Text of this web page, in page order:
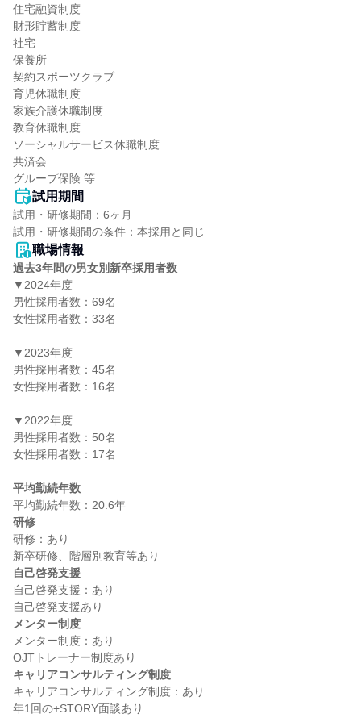
住宅融資制度
財形貯蓄制度
社宅
保養所
契約スポーツクラブ
育児休職制度
家族介護休職制度
教育休職制度
ソーシャルサービス休職制度
共済会
グループ保険 等
試用期間
試用・研修期間：6ヶ月
職場情報
過去3年間の男女別新卒採用者数
▼2024年度
男性採用者数：69名
女性採用者数：33名
▼2023年度
男性採用者数：45名
女性採用者数：16名
▼2022年度
男性採用者数：50名
女性採用者数：17名
平均勤続年数
研修
研修：あり
自己啓発支援
自己啓発支援：あり
メンター制度
メンター制度：あり
キャリアコンサルティング制度
キャリアコンサルティング制度：あり